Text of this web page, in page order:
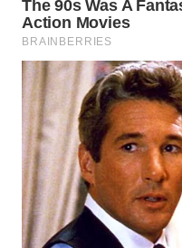
SERDANG
TEBING
TINGGI
WN
PAKPAK
WN
KARAWANG